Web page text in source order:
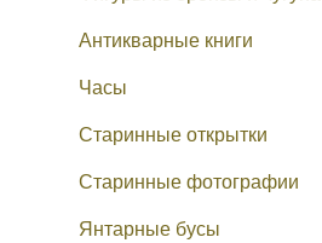
Антикварные книги
Часы
Старинные открытки
Старинные фотографии
Янтарные бусы